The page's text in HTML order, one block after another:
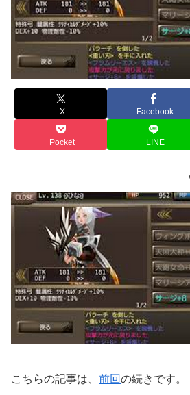
X Facebook
Pocket LINE
こちらの記事は、 前回の続きです。